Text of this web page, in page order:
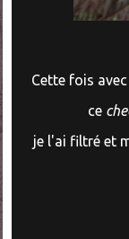
Cette fois
ce
je l'ai filtré et